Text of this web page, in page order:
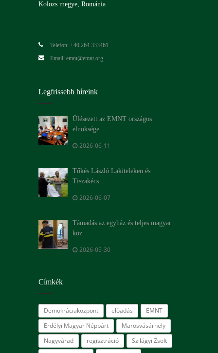
Kolozs megye, Románia
Telefon: +40 264 333461
Email: emnt@emnt.org
Legfrissebb híreink
Ülésezett az EMNT országos
elnöksége
2026-06-11
Tőkés László Lakiteleken és
Tiszakécs...
2026-06-07
Támadás az egyház és teljes magyar
köz...
2026-05-30
Címkék
Demokráciaközpont előadás
EMNT
Erdélyi Magyar Néppárt
Marosvásárhely
Nagyvárad
regisztráció
Szilágyi Zsolt